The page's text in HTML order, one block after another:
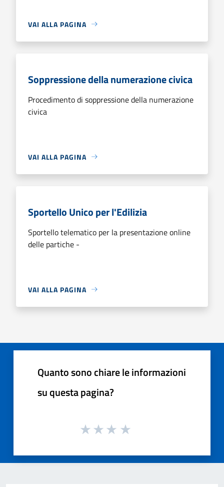
VAI ALLA PAGINA
Soppressione della numerazione civica
Procedimento di soppressione della numerazione
civica
VAI ALLA PAGINA
Sportello Unico per l'Edilizia
Sportello telematico per la presentazione online
delle partiche -
VAI ALLA PAGINA
Quanto sono chiare le informazioni
su questa pagina?